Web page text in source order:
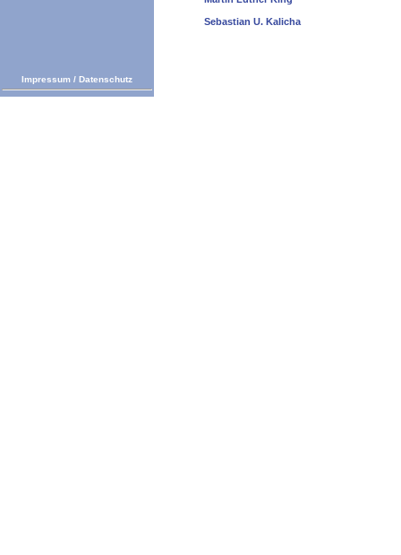
Sebastian U. Kalicha
Impressum / Datenschutz